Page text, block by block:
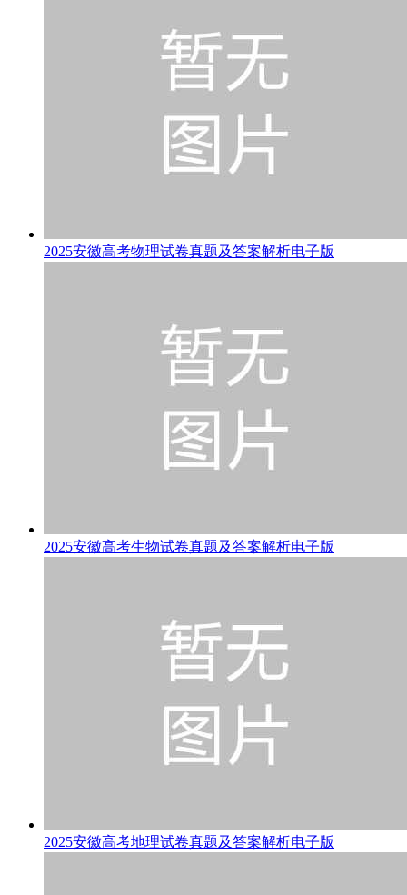
2025安徽高考物理试卷真题及答案解析电子版
2025安徽高考生物试卷真题及答案解析电子版
2025安徽高考地理试卷真题及答案解析电子版